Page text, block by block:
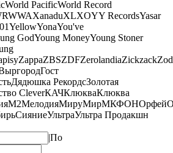
World PacificWorld Record
WWAXanaduXLXOYY RecordsYasar
YellowYonaYou've
GodYoung MoneyYoung Stoner
ZappaZBSZDFZerolandiaZickzack
Гост
Дядюшка РекордсЗолотая
CleverКАЧКлюкваКлюква
М2МелодияМируМирМКФОНОрфей
СияниеУльтраУльтра Продакшн
|По